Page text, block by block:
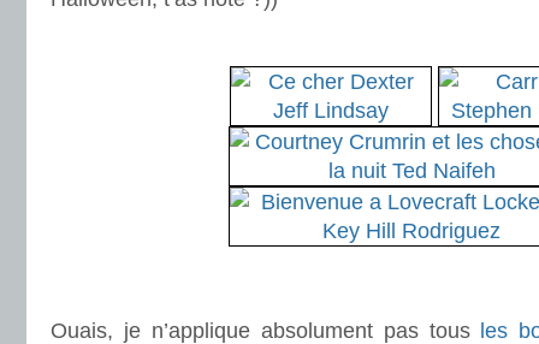
Ouais, je n’applique absolument pas tous les